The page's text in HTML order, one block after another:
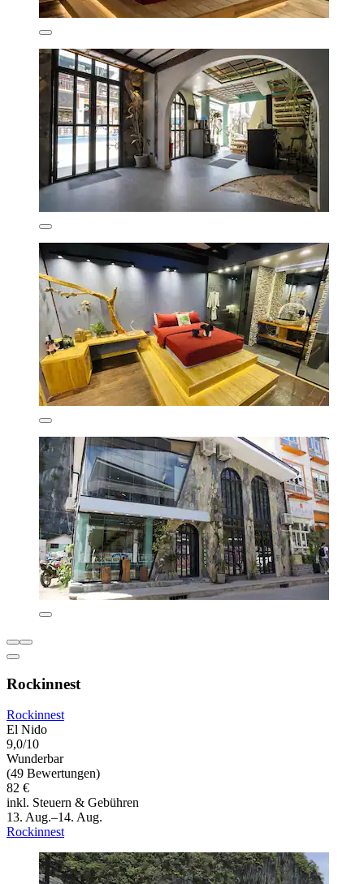
Rockinnest
Rockinnest
El Nido
9,0/10
Wunderbar
(49 Bewertungen)
82 €
inkl. Steuern & Gebühren
13. Aug.–14. Aug.
Rockinnest